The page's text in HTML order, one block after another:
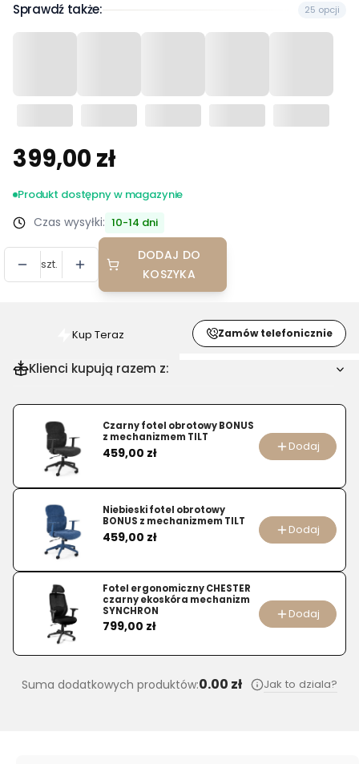
Sprawdź także: 25 opcji
Cena
399,00 zł
Produkt dostępny w magazynie
Czas wysyłki: 10-14 dni
szt.
DODAJ DO
KOSZYKA
Szybki
zakup
produktu
Regał
wiszący
Seaford
75x20x91
cm
Kup Teraz Zamów telefonicznie
Klienci kupują razem z:
Czarny fotel obrotowy BONUS
z mechanizmem TILT
Cena
459,00 zł Dodaj
Niebieski fotel obrotowy
BONUS z mechanizmem TILT
Cena
459,00 zł Dodaj
Fotel ergonomiczny CHESTER
czarny ekoskóra mechanizm
SYNCHRON
Cena
799,00 zł
Dodaj
Suma dodatkowych produktów:0.00 zł Jak to dziala?